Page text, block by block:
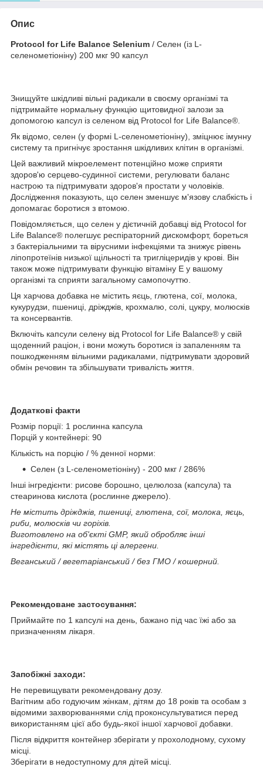
Опис
Protocol for Life Balance Selenium / Селен (із L-
селенометіоніну) 200 мкг 90 капсул
Знищуйте шкідливі вільні радикали в своєму організмі та
підтримайте нормальну функцію щитовидної залози за
допомогою капсул із селеном від Protocol for Life Balance®.
Як відомо, селен (у формі L-селенометіоніну), зміцнює імунну
систему та пригнічує зростання шкідливих клітин в організмі.
Цей важливий мікроелемент потенційно може сприяти
здоров'ю серцево-судинної системи, регулювати баланс
настрою та підтримувати здоров'я простати у чоловіків.
Дослідження показують, що селен зменшує м'язову слабкість і
допомагає боротися з втомою.
Повідомляється, що селен у дієтичній добавці від Protocol for
Life Balance® полегшує респіраторний дискомфорт, бореться
з бактеріальними та вірусними інфекціями та знижує рівень
ліпопротеїнів низької щільності та тригліцеридів у крові. Він
також може підтримувати функцію вітаміну Е у вашому
організмі та сприяти загальному самопочуттю.
Ця харчова добавка не містить яєць, глютена, сої, молока,
кукурудзи, пшениці, дріжджів, крохмалю, солі, цукру, молюсків
та консервантів.
Включіть капсули селену від Protocol for Life Balance® у свій
щоденний раціон, і вони можуть боротися із запаленням та
пошкодженням вільними радикалами, підтримувати здоровий
обмін речовин та збільшувати тривалість життя.
Додаткові факти
Розмір порції: 1 рослинна капсула
Порцій у контейнері: 90
Кількість на порцію / % денної норми:
Селен (з L-селенометіоніну) - 200 мкг / 286%
Інші інгредієнти: рисове борошно, целюлоза (капсула) та
стеаринова кислота (рослинне джерело).
Не містить дріжджів, пшениці, глютена, сої, молока, яєць,
риби, молюсків чи горіхів.
Виготовлено на об'єкті GMP, який обробляє інші
інгредієнти, які містять ці алергени.
Веганський / вегетаріанський / без ГМО / кошерний.
Рекомендоване застосування:
Приймайте по 1 капсулі на день, бажано під час їжі або за
призначенням лікаря.
Запобіжні заходи:
Не перевищувати рекомендовану дозу.
Вагітним або годуючим жінкам, дітям до 18 років та особам з
відомими захворюваннями слід проконсультуватися перед
використанням цієї або будь-якої іншої харчової добавки.
Після відкриття контейнер зберігати у прохолодному, сухому
місці.
Зберігати в недоступному для дітей місці.